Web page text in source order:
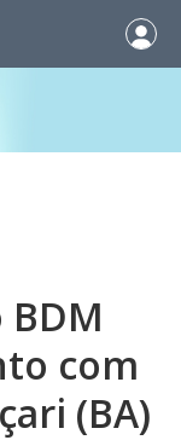
com
(BA)